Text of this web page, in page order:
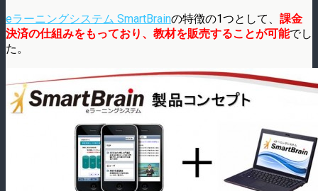
eラーニングシステム SmartBrainの特徴の1つとして、 課金
決済の仕組みをもっており、教材を販売することが可能でし
た。